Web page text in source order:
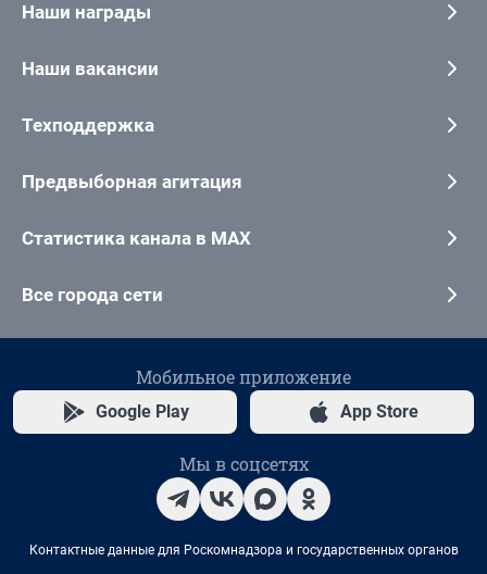
Наши награды
Наши вакансии
Техподдержка
Предвыборная агитация
Статистика канала в MAX
Все города сети
Мобильное приложение
Google Play App Store
Мы в соцсетях
Контактные данные для Роскомнадзора и государственных органов